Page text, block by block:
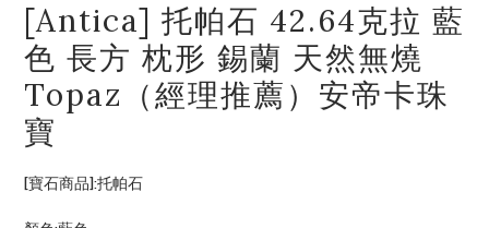
[Antica] 托帕石 42.64克拉 藍
色 長方 枕形 錫蘭 天然無燒
Topaz（經理推薦）安帝卡珠
寶
[寶石商品]:托帕石